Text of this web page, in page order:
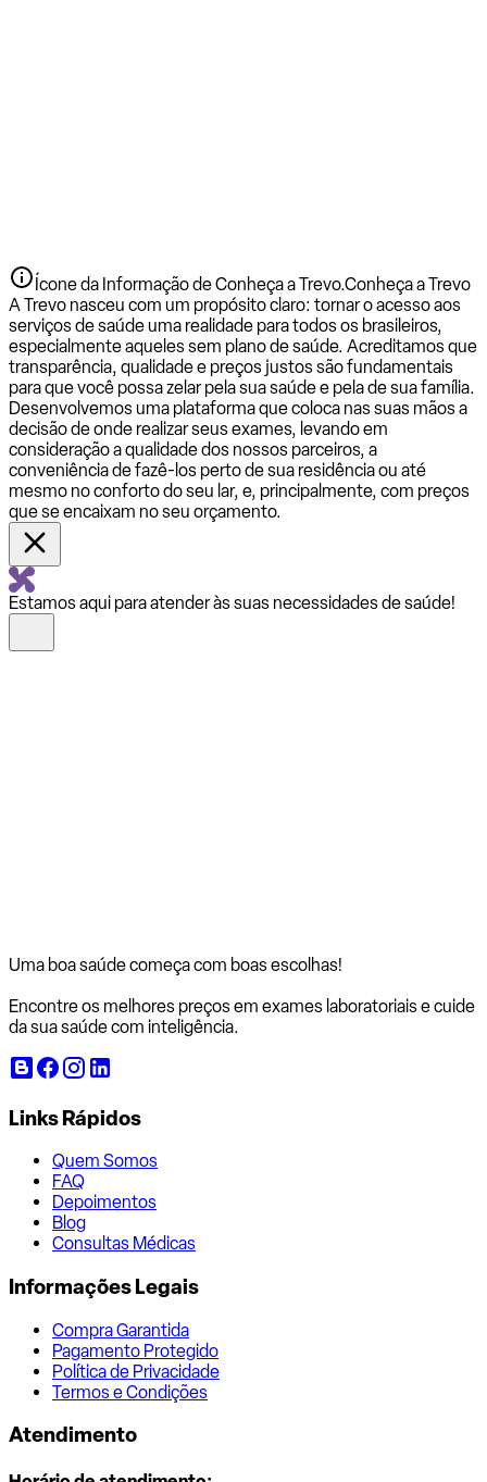
Ícone da Informação de Conheça a Trevo.Conheça a Trevo
A Trevo nasceu com um propósito claro: tornar o acesso aos
serviços de saúde uma realidade para todos os brasileiros,
especialmente aqueles sem plano de saúde. Acreditamos que
transparência, qualidade e preços justos são fundamentais
para que você possa zelar pela sua saúde e pela de sua família.
Desenvolvemos uma plataforma que coloca nas suas mãos a
decisão de onde realizar seus exames, levando em
consideração a qualidade dos nossos parceiros, a
conveniência de fazê-los perto de sua residência ou até
mesmo no conforto do seu lar, e, principalmente, com preços
que se encaixam no seu orçamento.
Estamos aqui para atender às suas necessidades de saúde!
Uma boa saúde começa com boas escolhas!
Encontre os melhores preços em exames laboratoriais e cuide
da sua saúde com inteligência.
Links Rápidos
Quem Somos
FAQ
Depoimentos
Blog
Consultas Médicas
Informações Legais
Compra Garantida
Pagamento Protegido
Política de Privacidade
Termos e Condições
Atendimento